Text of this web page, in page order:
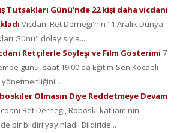
Tutsakları Günü’nde 22 kişi daha vicdani
Vicdani Ret Derneği'nin "1 Aralık Dünya
Günü" dolayısıyla...
Retçilerle Söyleşi ve Film Gösterimi 7
günü, saat 19.00'da Eğitim-Sen Kocaeli
Olmasın Diye Reddetmeye Devam
Ret Derneği, Roboski katliamının
bir bildiri yayınladı. Bildiride...